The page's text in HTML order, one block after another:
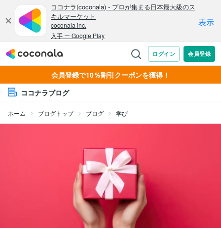
会員登録で10％割引クーポンを獲得！
ココナラブログ
ホーム ブログトップ ブログ 学び